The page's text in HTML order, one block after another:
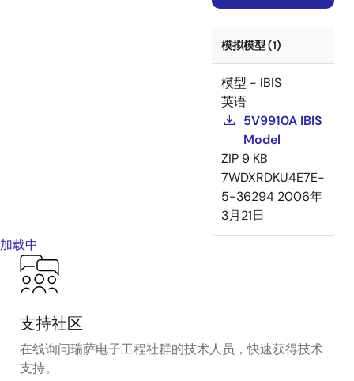
模拟模型 (1)
模型 - IBIS
英语
5V9910A IBIS
Model
ZIP 9 KB
7WDXRDKU4E7E-
5-36294 2006年
3月21日
加载中
支持社区
在线询问瑞萨电子工程社群的技术人员，快速获得技术
支持。